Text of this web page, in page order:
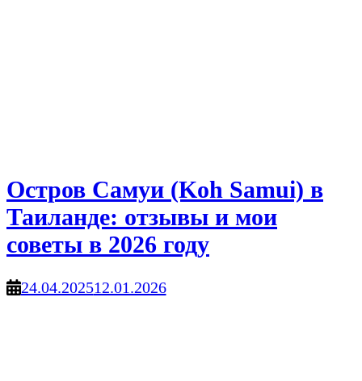
Остров Самуи (Koh Samui) в
Таиланде: отзывы и мои
советы в 2026 году
24.04.202512.01.2026